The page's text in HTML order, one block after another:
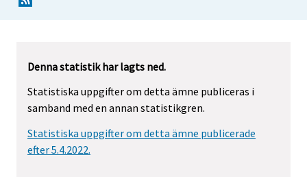
Denna statistik har lagts ned.
Statistiska uppgifter om detta ämne publiceras i
samband med en annan statistikgren.
Statistiska uppgifter om detta ämne publicerade
efter 5.4.2022.